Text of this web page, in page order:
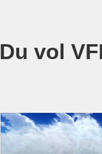
Du vol